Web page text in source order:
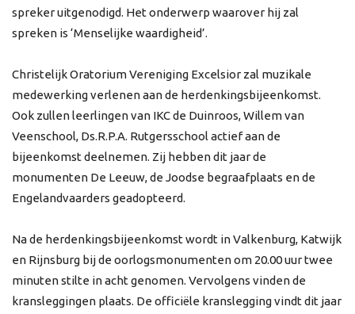
spreker uitgenodigd. Het onderwerp waarover hij zal
spreken is ‘Menselijke waardigheid’.
Christelijk Oratorium Vereniging Excelsior zal muzikale
medewerking verlenen aan de herdenkingsbijeenkomst.
Ook zullen leerlingen van IKC de Duinroos, Willem van
Veenschool, Ds.R.P.A. Rutgersschool actief aan de
bijeenkomst deelnemen. Zij hebben dit jaar de
monumenten De Leeuw, de Joodse begraafplaats en de
Engelandvaarders geadopteerd.
Na de herdenkingsbijeenkomst wordt in Valkenburg, Katwijk
en Rijnsburg bij de oorlogsmonumenten om 20.00 uur twee
minuten stilte in acht genomen. Vervolgens vinden de
kransleggingen plaats. De officiële kranslegging vindt dit jaar